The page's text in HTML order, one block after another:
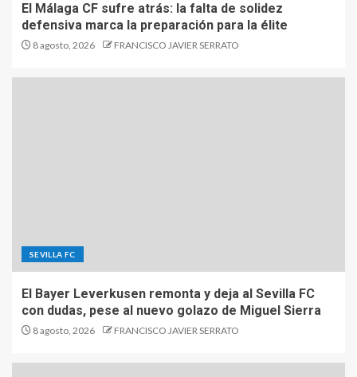
El Málaga CF sufre atrás: la falta de solidez
defensiva marca la preparación para la élite
8 agosto, 2026 FRANCISCO JAVIER SERRATO
SEVILLA FC
El Bayer Leverkusen remonta y deja al Sevilla FC
con dudas, pese al nuevo golazo de Miguel Sierra
8 agosto, 2026 FRANCISCO JAVIER SERRATO